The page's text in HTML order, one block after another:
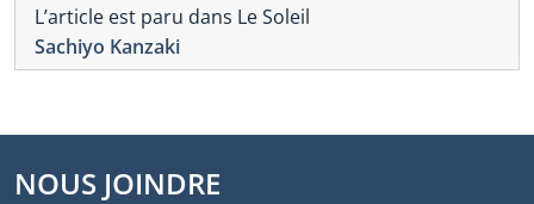
L’article est paru dans Le Soleil
Sachiyo Kanzaki
NOUS JOINDRE